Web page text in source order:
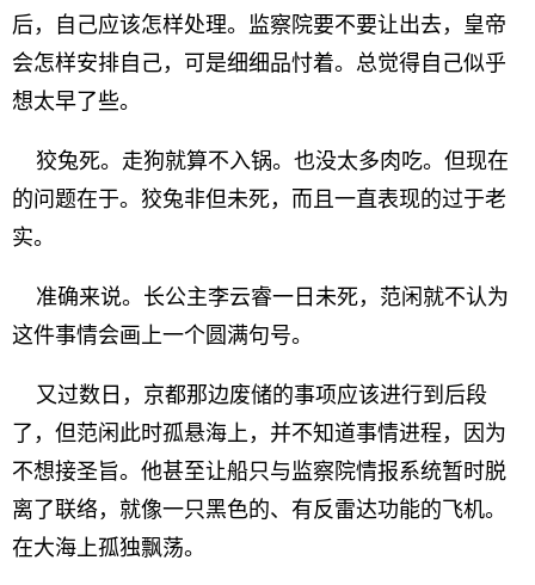
后，自己应该怎样处理。监察院要不要让出去，皇帝
会怎样安排自己，可是细细品忖着。总觉得自己似乎
想太早了些。
狡兔死。走狗就算不入锅。也没太多肉吃。但现在
的问题在于。狡兔非但未死，而且一直表现的过于老
实。
准确来说。长公主李云睿一日未死，范闲就不认为
这件事情会画上一个圆满句号。
又过数日，京都那边废储的事项应该进行到后段
了，但范闲此时孤悬海上，并不知道事情进程，因为
不想接圣旨。他甚至让船只与监察院情报系统暂时脱
离了联络，就像一只黑色的、有反雷达功能的飞机。
在大海上孤独飘荡。